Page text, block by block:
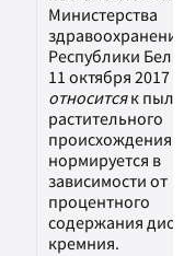
Министерства
Республики
11 октября 2017
относитсяк пыли
растительного
происхождения и
нормируется в
зависимости от
процентного
содержания
кремния.